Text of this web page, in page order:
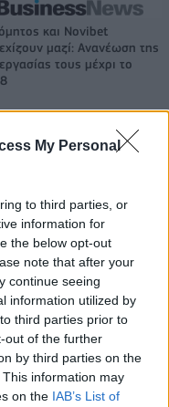
My Personal
to third parties, or
information for
the below opt-out
note that after your
continue seeing
information utilized by
third parties prior to
out of the further
by third parties on the
This information may
on the IAB’s List of
και Novibet
μαζί: Ανανέωση της
τους μέχρι το
σειρά δεικτών
Επιδαύρου άνοιξε τις
ΚΑΤΗΓΟΡΊΑ